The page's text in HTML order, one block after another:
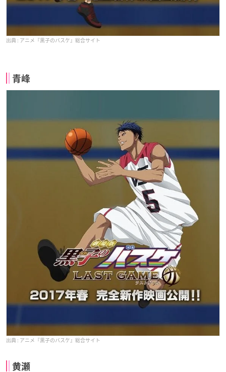
アニメ『黒子のバスケ』総合サイト
青峰
アニメ『黒子のバスケ』総合サイト
黄瀬